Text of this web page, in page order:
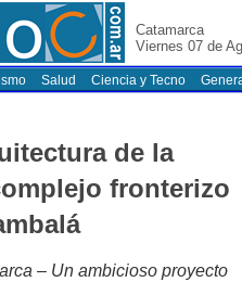
Catamarca
Viernes 07 de
Salud Ciencia y Tecno
de la
fronterizo
– Un ambicioso proyecto